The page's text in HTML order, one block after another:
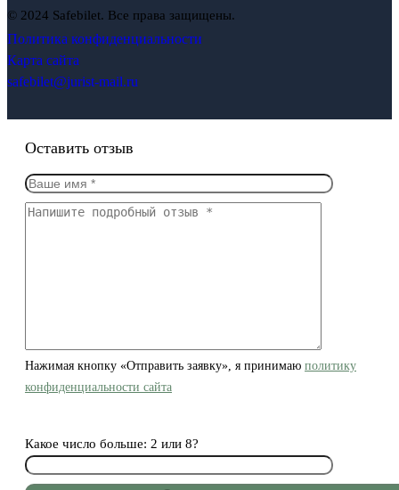
© 2024 Safebilet. Все права защищены.
Политика конфиденциальности
Карта сайта
safebilet@jurist-mail.ru
Оставить отзыв
Нажимая кнопку «Отправить заявку», я принимаю политику
конфиденциальности сайта
Какое число больше: 2 или 8?